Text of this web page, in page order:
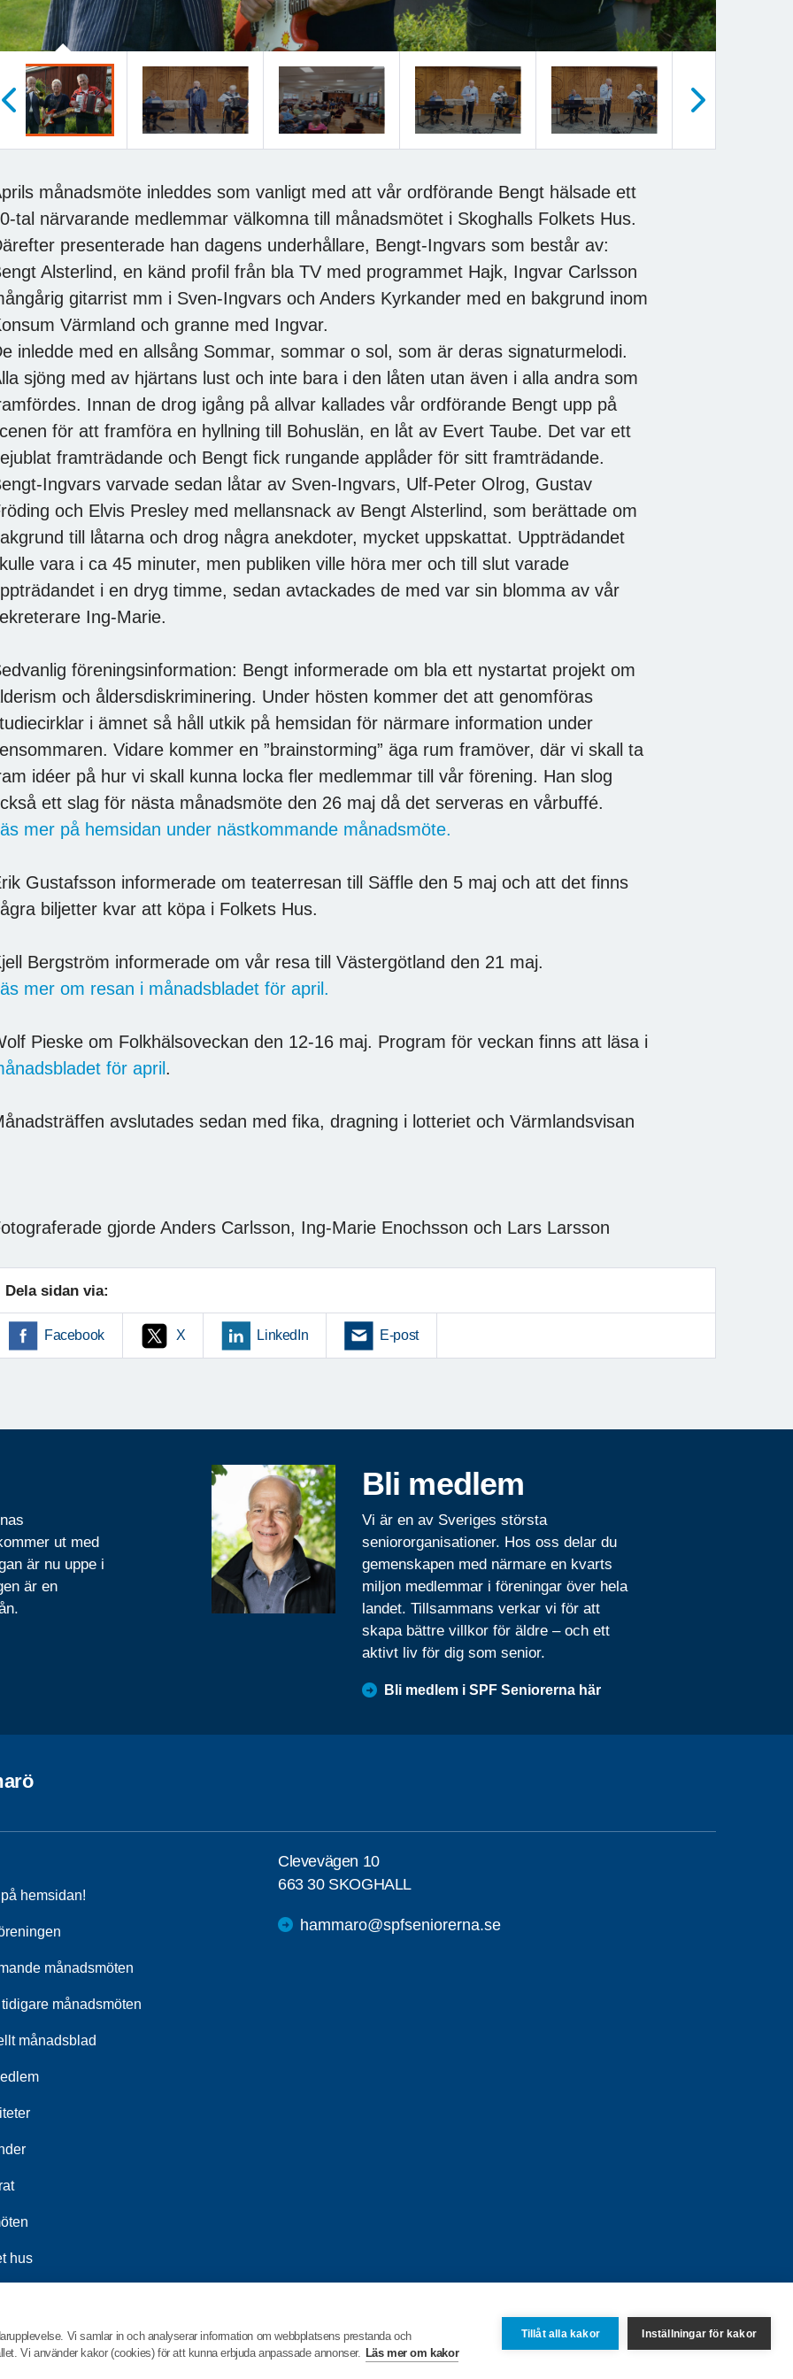
Vi samlar in och analyserar information om webbplatsens prestanda och
Vi använder kakor (cookies) för att kunna erbjuda anpassade annonser. Läs mer om kakor
Tillåt alla kakor Inställningar för kakor
månadsmöte inleddes som vanligt med att vår ordförande Bengt hälsade ett
tal närvarande medlemmar välkomna till månadsmötet i Skoghalls Folkets Hus.
presenterade han dagens underhållare, Bengt-Ingvars som består av:
Alsterlind, en känd profil från bla TV med programmet Hajk, Ingvar Carlsson
gitarrist mm i Sven-Ingvars och Anders Kyrkander med en bakgrund inom
Värmland och granne med Ingvar.
inledde med en allsång Sommar, sommar o sol, som är deras signaturmelodi.
sjöng med av hjärtans lust och inte bara i den låten utan även i alla andra som
Innan de drog igång på allvar kallades vår ordförande Bengt upp på
för att framföra en hyllning till Bohuslän, en låt av Evert Taube. Det var ett
framträdande och Bengt fick rungande applåder för sitt framträdande.
Ingvars varvade sedan låtar av Sven-Ingvars, Ulf-Peter Olrog, Gustav
och Elvis Presley med mellansnack av Bengt Alsterlind, som berättade om
till låtarna och drog några anekdoter, mycket uppskattat. Uppträdandet
vara i ca 45 minuter, men publiken ville höra mer och till slut varade
i en dryg timme, sedan avtackades de med var sin blomma av vår
Ing-Marie.
föreningsinformation: Bengt informerade om bla ett nystartat projekt om
och åldersdiskriminering. Under hösten kommer det att genomföras
i ämnet så håll utkik på hemsidan för närmare information under
Vidare kommer en ”brainstorming” äga rum framöver, där vi skall ta
idéer på hur vi skall kunna locka fler medlemmar till vår förening. Han slog
ett slag för nästa månadsmöte den 26 maj då det serveras en vårbuffé.
mer på hemsidan under nästkommande månadsmöte.
Gustafsson informerade om teaterresan till Säffle den 5 maj och att det finns
biljetter kvar att köpa i Folkets Hus.
Bergström informerade om vår resa till Västergötland den 21 maj.
mer om resan i månadsbladet för april.
Pieske om Folkhälsoveckan den 12-16 maj. Program för veckan finns att läsa i
för april.
avslutades sedan med fika, dragning i lotteriet och Värmlandsvisan
gjorde Anders Carlsson, Ing-Marie Enochsson och Lars Larsson
Dela sidan via:
Facebook X LinkedIn E-post
ut med
är nu uppe i
är en
Bli medlem
Vi är en av Sveriges största
seniororganisationer. Hos oss delar du
gemenskapen med närmare en kvarts
miljon medlemmar i föreningar över hela
landet. Tillsammans verkar vi för att
skapa bättre villkor för äldre – och ett
aktivt liv för dig som senior.
Bli medlem i SPF Seniorerna här
hemsidan!
månadsmöten
månadsmöten
månadsblad
hus
Clevevägen 10
663 30 SKOGHALL
hammaro@spfseniorerna.se